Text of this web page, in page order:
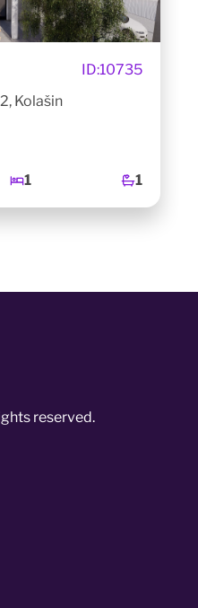
ID:10735
Kolašin
1 1
reserved.